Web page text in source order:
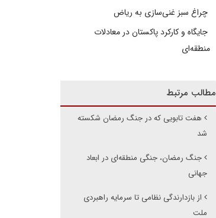
چراغ سبز غنی‌سازی به ریاض
جایگاه و کارکرد پاکستان در معادلات
منطقه‌ای
مطالب مرتبط
هفت تابویی که در جنگ رمضان شکسته
شد
جنگ رمضان، جنگی منطقه‌ای در ابعاد
جهانی
از بازدارندگی نظامی تا سرمایه راهبردی
ملت